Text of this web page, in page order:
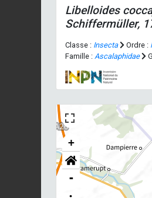
Libelloides
Schiffermüller,
Classe : Insecta Ordre :
Famille : Ascalaphidae
+
-